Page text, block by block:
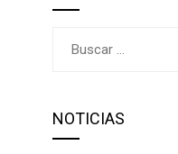
NOTICIAS